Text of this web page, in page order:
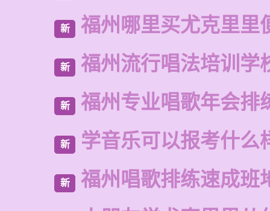
新 福州哪里买尤克里里
新 福州流行唱法培训学
新 福州专业唱歌年会排
新 学音乐可以报考什么
新
福州唱歌排练速成班